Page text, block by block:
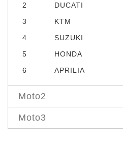
2
DUCATI
3
KTM
4
SUZUKI
5
HONDA
6
APRILIA
Moto2
Moto3